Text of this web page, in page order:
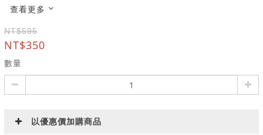
查看更多
NT$595
NT$350
數量
以優惠價加購商品